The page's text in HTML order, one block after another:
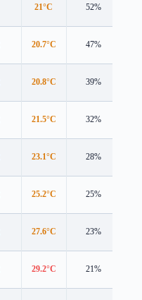
21°C 52%
20.7°C 47%
20.8°C 39%
21.5°C 32%
23.1°C 28%
25.2°C 25%
27.6°C 23%
29.2°C 21%